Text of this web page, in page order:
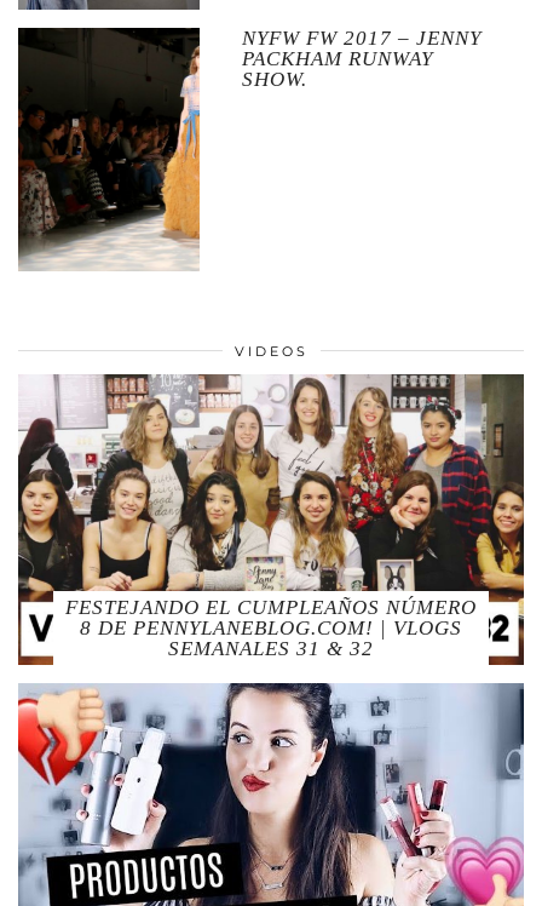
NYFW FW 2017 – JENNY
PACKHAM RUNWAY
SHOW.
VIDEOS
FESTEJANDO EL CUMPLEAÑOS NÚMERO
8 DE PENNYLANEBLOG.COM! | VLOGS
SEMANALES 31 & 32